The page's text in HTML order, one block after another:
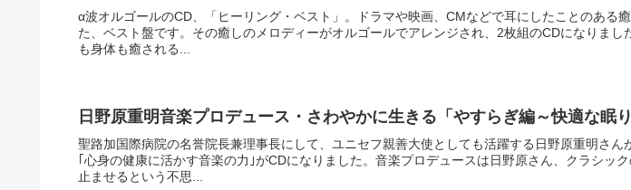
α波オルゴールのCD、「ヒーリング・ベスト」。ドラマや映画、CMなどで耳にしたことのある
た、ベスト盤です。その癒しのメロディーがオルゴールでアレンジされ、2枚組のCDになりまし
も身体も癒される...
日野原重明音楽プロデュース・さわやかに生きる「やすらぎ編～快適な眠り
聖路加国際病院の名誉院長兼理事長にして、ユニセフ親善大使としても活躍する日野原重明さん
｢心身の健康に活かす音楽の力｣がCDになりました。音楽プロデュースは日野原さん、クラシッ
止ませるという不思...